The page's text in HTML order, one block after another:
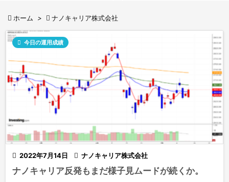
 ホーム >  ナノキャリア株式会社
 2022年7月14日
 今日の運用成績
 ナノキャリア株式会社
ナノキャリア反発もまだ様子見ムードが続くか。